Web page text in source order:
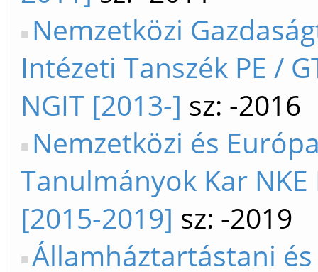
Nemzetközi
Intézeti Tanszék PE /
NGIT [2013-] sz: -2016
Nemzetközi és
Tanulmányok Kar NKE
[2015-2019] sz: -2019
Államháztartástani és